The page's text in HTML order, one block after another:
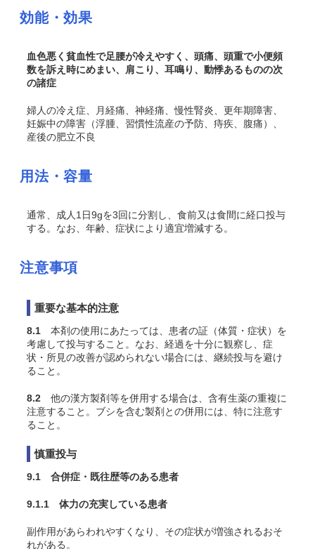
効能・効果
血色悪く貧血性で足腰が冷えやすく、頭痛、頭重で小便頻
数を訴え時にめまい、肩こり、耳鳴り、動悸あるものの次
の諸症
婦人の冷え症、月経痛、神経痛、慢性腎炎、更年期障害、
妊娠中の障害（浮腫、習慣性流産の予防、痔疾、腹痛）、
産後の肥立不良
用法・容量
通常、成人1日9gを3回に分割し、食前又は食間に経口投与
する。なお、年齢、症状により適宜増減する。
注意事項
重要な基本的注意
8.1 本剤の使用にあたっては、患者の証（体質・症状）を
考慮して投与すること。なお、経過を十分に観察し、症
状・所見の改善が認められない場合には、継続投与を避け
ること。
8.2 他の漢方製剤等を併用する場合は、含有生薬の重複に
注意すること。ブシを含む製剤との併用には、特に注意す
ること。
慎重投与
9.1 合併症・既往歴等のある患者
9.1.1 体力の充実している患者
副作用があらわれやすくなり、その症状が増強されるおそ
れがある。